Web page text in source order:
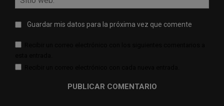
Guardar mis datos para la próxima vez que comente